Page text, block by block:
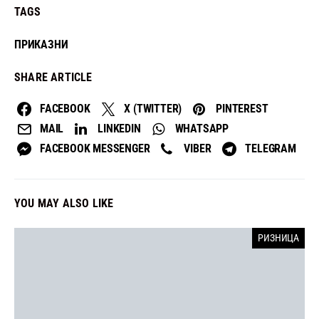
TAGS
ПРИКАЗНИ
SHARE ARTICLE
FACEBOOK X (TWITTER)
PINTEREST
MAIL
LINKEDIN
WHATSAPP
FACEBOOK MESSENGER
VIBER TELEGRAM
YOU MAY ALSO LIKE
РИЗНИЦА